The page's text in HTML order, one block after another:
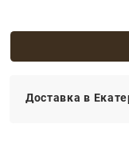
Доставка в